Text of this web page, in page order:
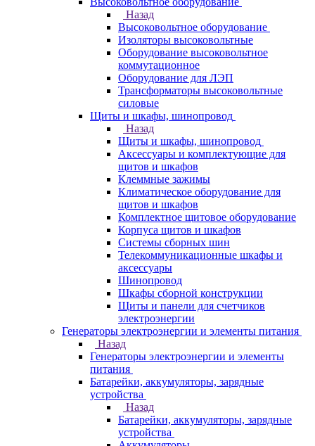
Назад
Высоковольтное оборудование
Изоляторы высоковольтные
Оборудование высоковольтное
коммутационное
Оборудование для ЛЭП
Трансформаторы высоковольтные
силовые
Щиты и шкафы, шинопровод
Назад
Щиты и шкафы, шинопровод
Аксессуары и комплектующие для
щитов и шкафов
Клеммные зажимы
Климатическое оборудование для
щитов и шкафов
Комплектное щитовое оборудование
Корпуса щитов и шкафов
Системы сборных шин
Телекоммуникационные шкафы и
аксессуары
Шинопровод
Шкафы сборной конструкции
Щиты и панели для счетчиков
электроэнергии
Генераторы электроэнергии и элементы питания
Назад
Генераторы электроэнергии и элементы
питания
Батарейки, аккумуляторы, зарядные
устройства
Назад
Батарейки, аккумуляторы, зарядные
устройства